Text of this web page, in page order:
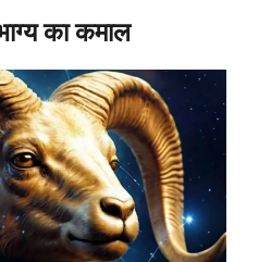
का कमाल